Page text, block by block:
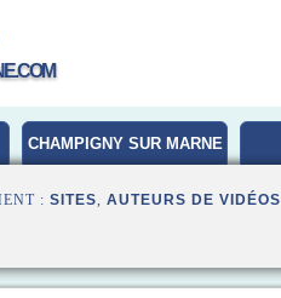
CHAMPIGNY SUR MARNE
: SITES, AUTEURS DE VIDÉOS